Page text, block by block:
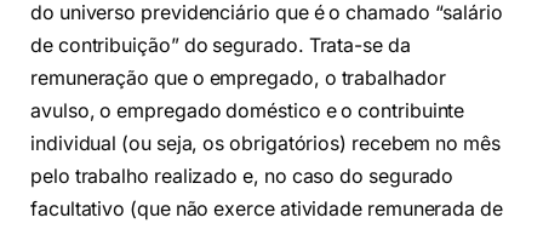
do universo previdenciário que é o chamado “salário
de contribuição” do segurado. Trata-se da
remuneração que o empregado, o trabalhador
avulso, o empregado doméstico e o contribuinte
individual (ou seja, os obrigatórios) recebem no mês
pelo trabalho realizado e, no caso do segurado
facultativo (que não exerce atividade remunerada de